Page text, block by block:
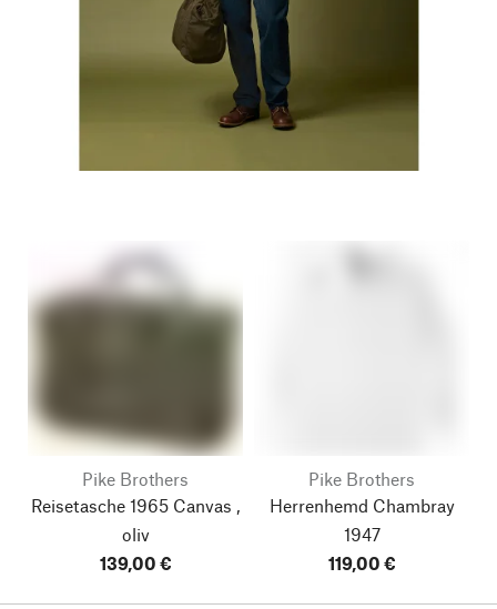
Pike Brothers
Reisetasche 1965 Canvas ,
oliv
139,00 €
Pike Brothers
Herrenhemd Chambray
1947
119,00 €